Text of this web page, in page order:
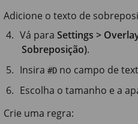
Adicione o texto de
Vá paraSettings >
Sobreposição).
Insira#D no campo de
Escolha o tamanho e a
Crie uma regra: